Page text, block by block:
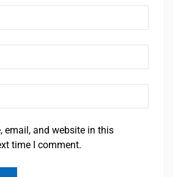
email, and website in this
time I comment.